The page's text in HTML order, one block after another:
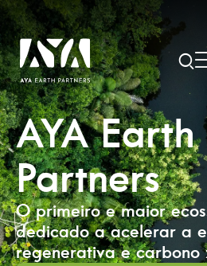
AYA Earth
Partners
O primeiro e maior
dedicado a acelerar a
regenerativa e carbono